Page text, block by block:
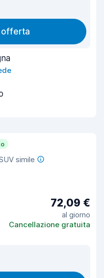
offerta
simile
72,09 €
al giorno
Cancellazione gratuita